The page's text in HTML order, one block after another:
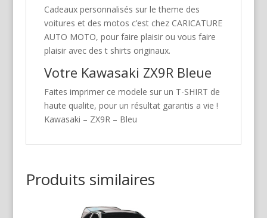
Cadeaux personnalisés sur le theme des
voitures et des motos c’est chez CARICATURE
AUTO MOTO, pour faire plaisir ou vous faire
plaisir avec des t shirts originaux.
Votre Kawasaki ZX9R Bleue
Faites imprimer ce modele sur un T-SHIRT de
haute qualite, pour un résultat garantis a vie !
Kawasaki – ZX9R – Bleu
Produits similaires